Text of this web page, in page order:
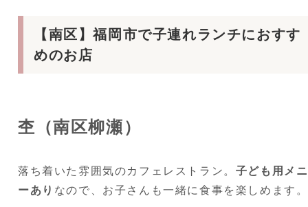
【南区】福岡市で子連れランチにおすす
めのお店
杢（南区柳瀬）
落ち着いた雰囲気のカフェレストラン。 子ども用メ
ーあり なので、お子さんも一緒に食事を楽しめます。